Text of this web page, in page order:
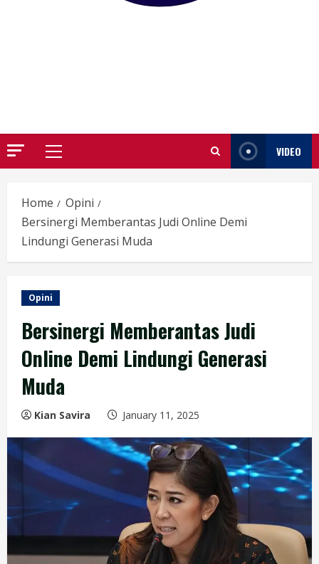
Primary
VIDEO
Home
Opini
Bersinergi Memberantas Judi Online Demi
Lindungi Generasi Muda
Opini
Bersinergi Memberantas Judi
Online Demi Lindungi Generasi
Muda
Kian Savira January 11, 2025